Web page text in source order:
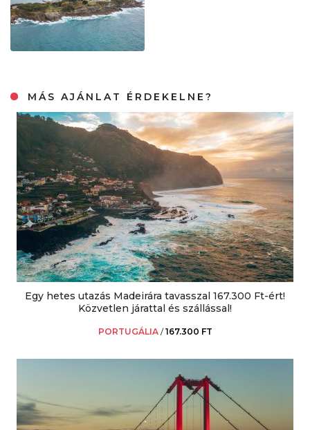
MÁS AJÁNLAT ÉRDEKELNE?
Egy hetes utazás Madeirára tavasszal 167.300 Ft-ért!
Közvetlen járattal és szállással!
PORTUGÁLIA /167.300 FT